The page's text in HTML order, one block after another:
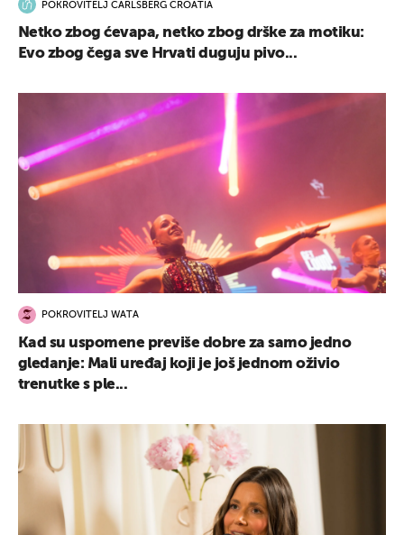
POKROVITELJ CARLSBERG CROATIA
Netko zbog ćevapa, netko zbog drške za motiku:
Evo zbog čega sve Hrvati duguju pivo...
POKROVITELJ WATA
Kad su uspomene previše dobre za samo jedno
gledanje: Mali uređaj koji je još jednom oživio
trenutke s ple...